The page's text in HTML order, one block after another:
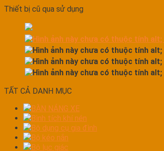
Thiết bị cũ qua sử dụng
TẤT CẢ DANH MỤC
BÀN NÁNG XE
Bình tích khí nén
Bộ dụng cụ gia đình
Bộ kéo nắn
Bộ lục giác